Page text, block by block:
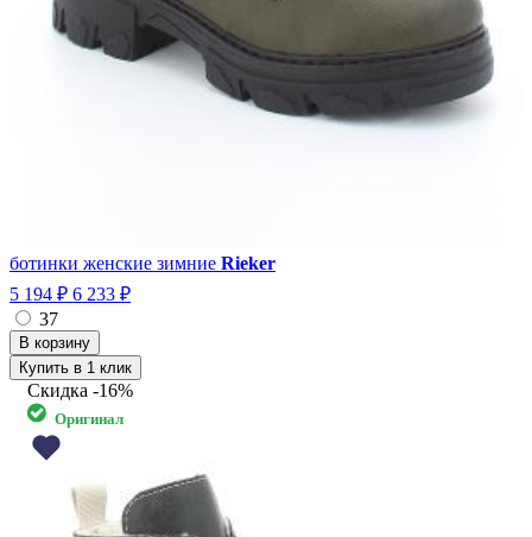
ботинки женские зимние Rieker
5 194 ₽ 6 233 ₽
37
Купить в 1 клик
Скидка -16%
Оригинал